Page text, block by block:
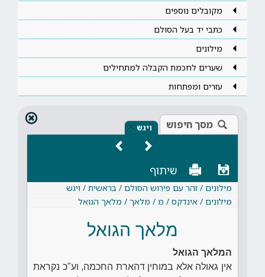
מקובלים נוספים
כתבי יד בעל הסולם
מילונים
שערים לחכמת הקבלה למתחילים
עזרים ומפתחות
מסך חיפוש ויגש ×
שיתוף
מילונים / זהר עם פירוש הסולם / בראשית / ויגש
מילונים / אינדקס / מ / מלאך / מלאך הגואל
מלאך הגואל
המלאך הגואל
אין גאולה אלא במוחין דהארת החכמה, וע"כ נקראת